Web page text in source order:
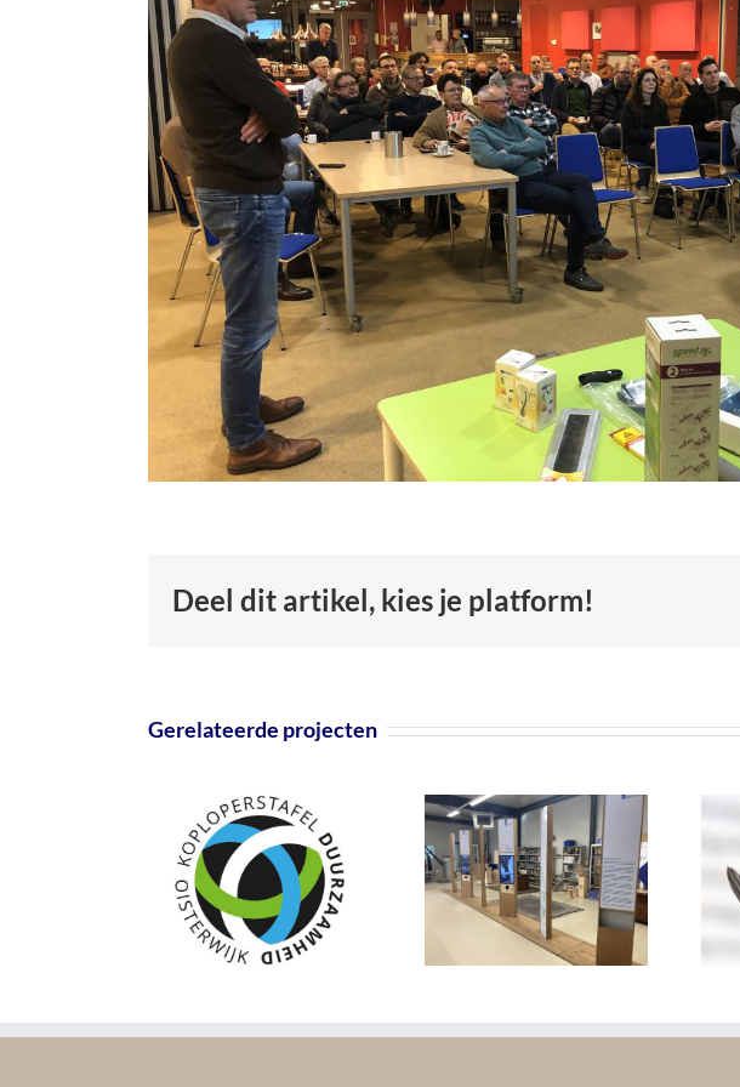
Deel dit artikel, kies je platform!
Gerelateerde projecten
Opzetten
Duurzaamheidscentrum
bij het GRC
Begeleiding
gemeenten
bij
waarborgen
natuurvriendelijk